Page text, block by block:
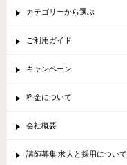
カテゴリーから選ぶ
ご利用ガイド
キャンペーン
料金について
会社概要
講師募集 求人と採用について